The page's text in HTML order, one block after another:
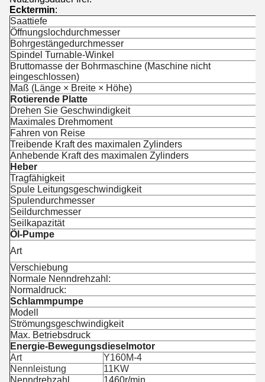
Ecktermin:
Saattiefe
Öffnungslochdurchmesser
Bohrgestängedurchmesser
Spindel Turnable-Winkel
Bruttomasse der Bohrmaschine (Maschine nicht
eingeschlossen)
Maß (Länge × Breite × Höhe)
Rotierende Platte
Drehen Sie Geschwindigkeit
Maximales Drehmoment
Fahren von Reise
Treibende Kraft des maximalen Zylinders
Anhebende Kraft des maximalen Zylinders
Heber
Tragfähigkeit
Spule Leitungsgeschwindigkeit
Spulendurchmesser
Seildurchmesser
Seilkapazität
Öl-Pumpe
Art
Verschiebung
Normale Nenndrehzahl:
Normaldruck:
Schlammpumpe
Modell
Strömungsgeschwindigkeit
Max. Betriebsdruck
Energie-Bewegungsdieselmotor
Art
Y160M-4
Nennleistung
11KW
Nenndrehzahl
1460r/min